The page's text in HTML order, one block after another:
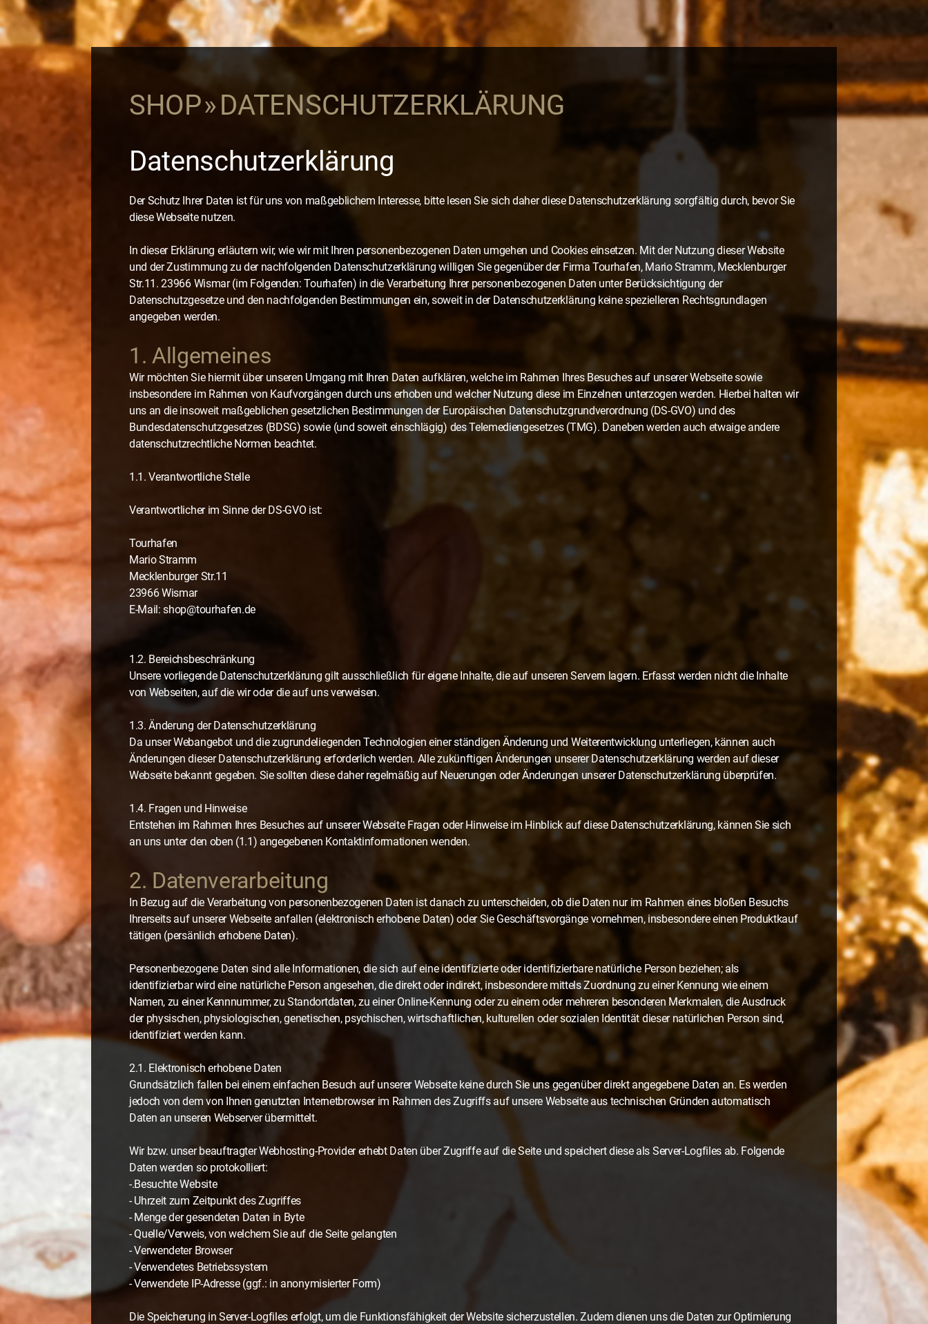
SHOP
DATENSCHUTZERKLÄRUNG
Datenschutzerklärung
Der Schutz Ihrer Daten ist für uns von maßgeblichem Interesse, bitte lesen Sie sich daher diese Datenschutzerklärung sorgfältig durch, bevor Sie
diese Webseite nutzen.
In dieser Erklärung erläutern wir, wie wir mit Ihren personenbezogenen Daten umgehen und Cookies einsetzen. Mit der Nutzung dieser Website
und der Zustimmung zu der nachfolgenden Datenschutzerklärung willigen Sie gegenüber der Firma Tourhafen, Mario Stramm, Mecklenburger
Str.11. 23966 Wismar (im Folgenden: Tourhafen) in die Verarbeitung Ihrer personenbezogenen Daten unter Berücksichtigung der
Datenschutzgesetze und den nachfolgenden Bestimmungen ein, soweit in der Datenschutzerklärung keine spezielleren Rechtsgrundlagen
angegeben werden.
1. Allgemeines
Wir möchten Sie hiermit über unseren Umgang mit Ihren Daten aufklären, welche im Rahmen Ihres Besuches auf unserer Webseite sowie
insbesondere im Rahmen von Kaufvorgängen durch uns erhoben und welcher Nutzung diese im Einzelnen unterzogen werden. Hierbei halten wir
uns an die insoweit maßgeblichen gesetzlichen Bestimmungen der Europäischen Datenschutzgrundverordnung (DS-GVO) und des
Bundesdatenschutzgesetzes (BDSG) sowie (und soweit einschlägig) des Telemediengesetzes (TMG). Daneben werden auch etwaige andere
datenschutzrechtliche Normen beachtet.
1.1. Verantwortliche Stelle
Verantwortlicher im Sinne der DS-GVO ist:
Tourhafen
Mario Stramm
Mecklenburger Str.11
23966 Wismar
E-Mail: shop@tourhafen.de
1.2. Bereichsbeschränkung
Unsere vorliegende Datenschutzerklärung gilt ausschließlich für eigene Inhalte, die auf unseren Servern lagern. Erfasst werden nicht die Inhalte
von Webseiten, auf die wir oder die auf uns verweisen.
1.3. Änderung der Datenschutzerklärung
Da unser Webangebot und die zugrundeliegenden Technologien einer ständigen Änderung und Weiterentwicklung unterliegen, kännen auch
Änderungen dieser Datenschutzerklärung erforderlich werden. Alle zukünftigen Änderungen unserer Datenschutzerklärung werden auf dieser
Webseite bekannt gegeben. Sie sollten diese daher regelmäßig auf Neuerungen oder Änderungen unserer Datenschutzerklärung überprüfen.
1.4. Fragen und Hinweise
Entstehen im Rahmen Ihres Besuches auf unserer Webseite Fragen oder Hinweise im Hinblick auf diese Datenschutzerklärung, kännen Sie sich
an uns unter den oben (1.1) angegebenen Kontaktinformationen wenden.
2. Datenverarbeitung
In Bezug auf die Verarbeitung von personenbezogenen Daten ist danach zu unterscheiden, ob die Daten nur im Rahmen eines bloßen Besuchs
Ihrerseits auf unserer Webseite anfallen (elektronisch erhobene Daten) oder Sie Geschäftsvorgänge vornehmen, insbesondere einen Produktkauf
tätigen (persänlich erhobene Daten).
Personenbezogene Daten sind alle Informationen, die sich auf eine identifizierte oder identifizierbare natürliche Person beziehen; als
identifizierbar wird eine natürliche Person angesehen, die direkt oder indirekt, insbesondere mittels Zuordnung zu einer Kennung wie einem
Namen, zu einer Kennnummer, zu Standortdaten, zu einer Online-Kennung oder zu einem oder mehreren besonderen Merkmalen, die Ausdruck
der physischen, physiologischen, genetischen, psychischen, wirtschaftlichen, kulturellen oder sozialen Identität dieser natürlichen Person sind,
identifiziert werden kann.
2.1. Elektronisch erhobene Daten
Grundsätzlich fallen bei einem einfachen Besuch auf unserer Webseite keine durch Sie uns gegenüber direkt angegebene Daten an. Es werden
jedoch von dem von Ihnen genutzten Internetbrowser im Rahmen des Zugriffs auf unsere Webseite aus technischen Gründen automatisch
Daten an unseren Webserver übermittelt.
Wir bzw. unser beauftragter Webhosting-Provider erhebt Daten über Zugriffe auf die Seite und speichert diese als Server-Logfiles ab. Folgende
Daten werden so protokolliert:
-.Besuchte Website
- Uhrzeit zum Zeitpunkt des Zugriffes
- Menge der gesendeten Daten in Byte
- Quelle/Verweis, von welchem Sie auf die Seite gelangten
- Verwendeter Browser
- Verwendetes Betriebssystem
- Verwendete IP-Adresse (ggf.: in anonymisierter Form)
Die Speicherung in Server-Logfiles erfolgt, um die Funktionsfähigkeit der Website sicherzustellen. Zudem dienen uns die Daten zur Optimierung